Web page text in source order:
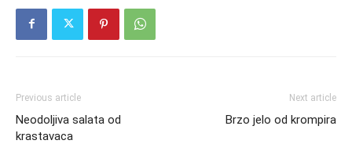
Previous article
Neodoljiva salata od
krastavaca
Next article
Brzo jelo od krompira